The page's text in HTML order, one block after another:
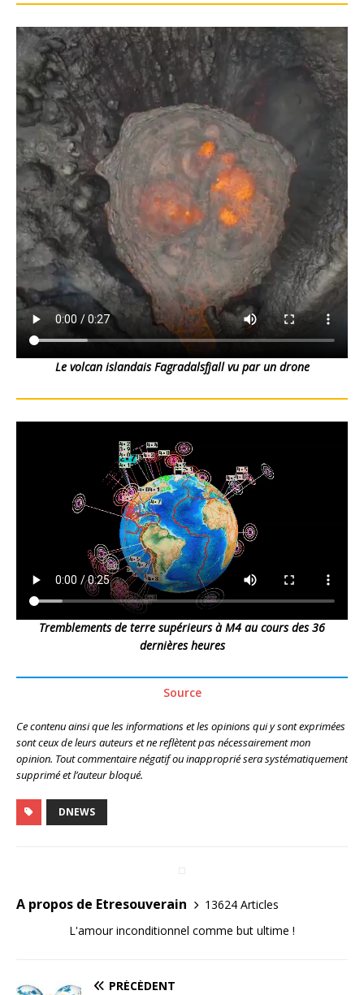
Le volcan islandais Fagradalsfjall vu par un drone
Tremblements de terre supérieurs à M4 au cours des 36
dernières heures
Source
Ce contenu ainsi que les informations et les opinions qui y sont exprimées
sont ceux de leurs auteurs et ne reflètent pas nécessairement mon
opinion. Tout commentaire négatif ou inapproprié sera systématiquement
supprimé et l’auteur bloqué.
DNEWS
A propos de Etresouverain
13624 Articles
L'amour inconditionnel comme but ultime !
PRÉCÉDENT